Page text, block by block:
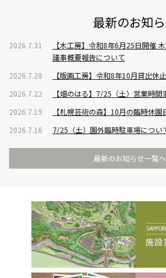
最新のお知
2026.7.31
【木工房】令和8年6月25日開催
議事概要報告について
2026.7.28
【版画工房】令和8年10月貸出休
2026.7.22
【畑のはる】7/25（土）営業時
2026.7.19
【札幌芸術の森】10月の臨時休
2026.7.16
7/25（土）園外臨時駐車場につい
最新のお知らせ一覧へ